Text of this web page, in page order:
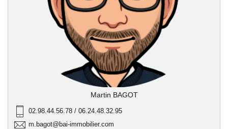
Martin BAGOT
02.98.44.56.78 / 06.24.48.32.95
m.bagot@bai-immobilier.com